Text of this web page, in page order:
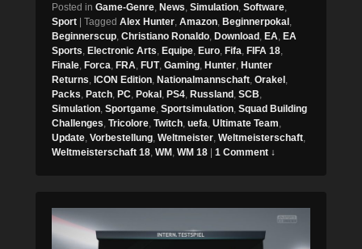
Posted in Game-Genre News Simulation Software
Sport | Tagged Alex Hunter Amazon Beginnerpokal
Beginnerscup Christiano Ronaldo Download EA EA
Sports Electronic Arts Equipe Euro Fifa FIFA 18
Finale Forca FRA FUT, Gaming Hunter Hunter
Returns ICON Edition Nationalmannschaft Orakel
Packs Patch PC Pokal PS4 Russland SCB
Simulation Sportgame Sportsimulation Squad Building
Challenges Tricolore Twitch uefa Ultimate Team
Update Vorbestellung Weltmeister Weltmeisterschaft
Weltmeisterschaft 18 WM WM 18 | 1 Comment ↓